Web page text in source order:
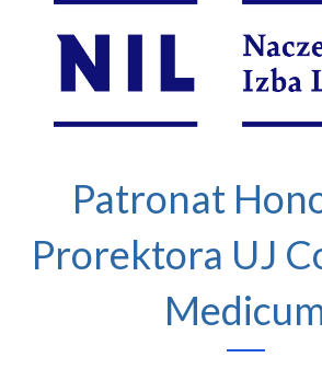
Patronat
Prorektora UJ